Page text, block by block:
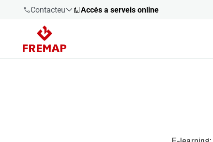
Contacteu
900 61 00
61
Accés a serveis online